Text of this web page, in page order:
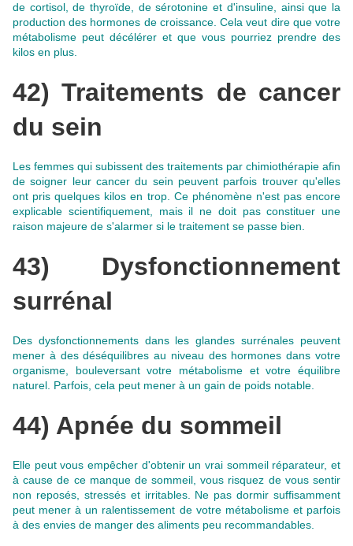
de cortisol, de thyroïde, de sérotonine et d'insuline, ainsi que la
production des hormones de croissance.Cela veut dire que votre
métabolisme peut décélérer et que vous pourriez prendre des
kilos en plus
42) Traitements de cancer
du sein
Les femmes qui subissent des traitements par chimiothérapie afin
de soigner leur cancer du sein peuvent parfois trouver qu'elles
ont pris quelques kilos en trop. Ce phénomène n'est pas encore
explicable scientifiquement, mais il ne doit pas constituer une
raison majeure de s'alarmer si le traitement se passe bien.
43) Dysfonctionnement
surrénal
Des dysfonctionnements dans les glandes surrénales peuvent
mener à des déséquilibres au niveau des hormones dans votre
organisme , bouleversant votre métabolisme et votre équilibre
naturel. Parfois, cela peut mener à un gain de poids notable.
44) Apnée du sommeil
Elle peut vous empêcher d'obtenir un vrai sommeil réparateur, et
à cause de ce manque de sommeil, vous risquez de vous sentir
non reposés, stressés et irritables. Ne pas dormir suffisamment
peut mener à un ralentissement de votre métabolisme et parfois
à des envies de manger des aliments peu recommandables